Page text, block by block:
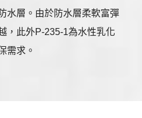
水層。由於防水層柔軟富彈
，此外P-235-1為水性乳化
需求。